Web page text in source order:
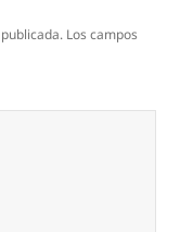
Los campos